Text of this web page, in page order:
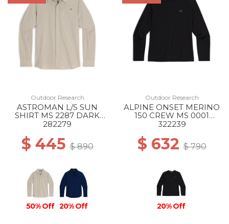
Outdoor Research
ASTROMAN L/S SUN
SHIRT MS 2287 DARK
SAND
282279
$ 445$ 890
50% Off 20% Off
Outdoor Research
ALPINE ONSET MERINO
150 CREW MS 0001
BLACK
322239
$ 632$ 790
20% Off